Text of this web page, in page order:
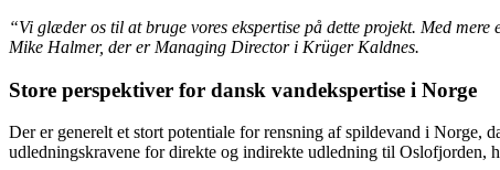
“Vi glæder os til at bruge vores ekspertise på dette projekt. Med
Mike Halmer, der er Managing Director i Krüger Kaldnes.
Store perspektiver for dansk vandekspertise i Norge
Der er generelt et stort potentiale for rensning af spildevand i
udledningskravene for direkte og indirekte udledning til Oslofjorden,